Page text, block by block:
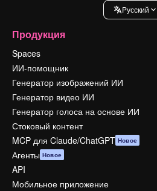
Pусский
Продукция
Spaces
ИИ-помощник
Генератор изображений ИИ
Генератор видео ИИ
Генератор голоса на основе ИИ
Стоковый контент
MCP для Claude/ChatGPT Новое
Агенты Новое
API
Мобильное приложение